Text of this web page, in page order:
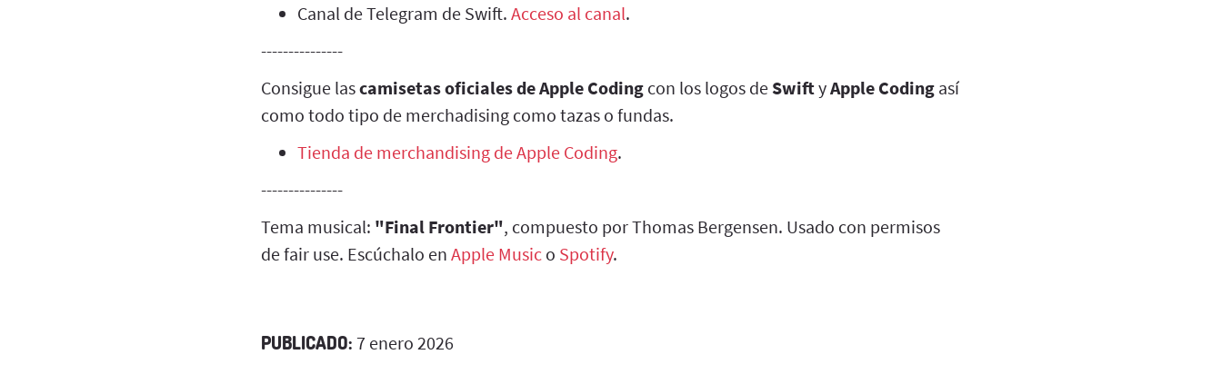
Canal de Telegram de Swift. Acceso al canal.
---------------
Consigue lascamisetas oficiales de Apple Coding con los logos de SwiftyApple Coding así
como todo tipo de merchadising como tazas o fundas.
Tienda de merchandising de Apple Coding.
---------------
Tema musical: "Final Frontier", compuesto por Thomas Bergensen. Usado con permisos
de fair use. Escúchalo en Apple Music o Spotify.
PUBLICADO: 7 enero 2026